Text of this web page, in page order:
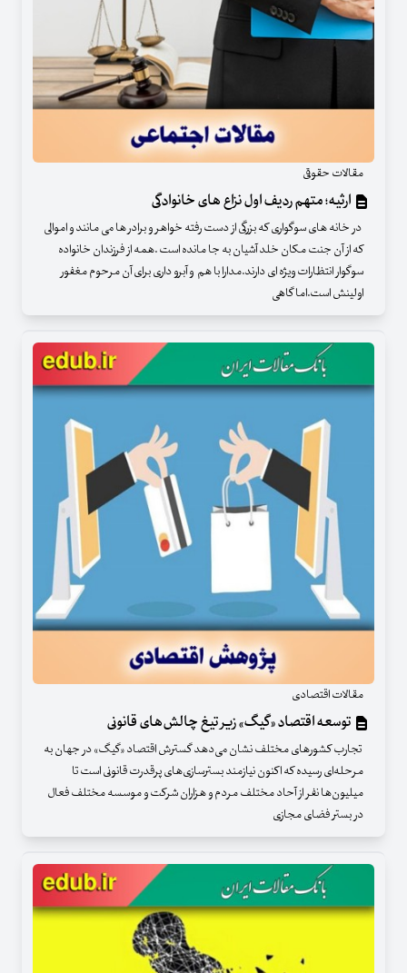
مقالات حقوقی
ارثیه؛ متهم ردیف اول نزاع های خانوادگی
در خانه های سوگواری که بزرگی از دست رفته خواهر و برادر ها می مانند و اموالی
که از آن جنت مکان خلد آشیان به جا مانده است .همه از فرزندان خانواده
سوگوار انتظارات ویژه ای دارند.مدارا با هم و آبرو داری برای آن مرحوم مغفور
اولینش است.اما گاهی
مقالات اقتصادی
توسعه اقتصاد «گیگ» زیر تیغ چالش‌های قانونی
تجارب کشورهای مختلف نشان می‌دهد گسترش اقتصاد «گیگ» در جهان به
مرحله‌ای رسیده که اکنون نیازمند بسترسازی‌های پرقدرت قانونی است تا
میلیون‌ها نفر از آحاد مختلف مردم و هزاران شرکت و موسسه مختلف فعال
در بستر فضای مجازی